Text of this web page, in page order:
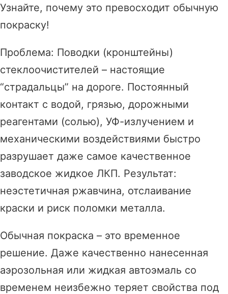
Узнайте, почему это превосходит обычную
покраску!
Проблема: Поводки (кронштейны)
стеклоочистителей – настоящие
“страдальцы” на дороге. Постоянный
контакт с водой, грязью, дорожными
реагентами (солью), УФ-излучением и
механическими воздействиями быстро
разрушает даже самое качественное
заводское жидкое ЛКП. Результат:
неэстетичная ржавчина, отслаивание
краски и риск поломки металла.
Обычная покраска – это временное
решение. Даже качественно нанесенная
аэрозольная или жидкая автоэмаль со
временем неизбежно теряет свойства под